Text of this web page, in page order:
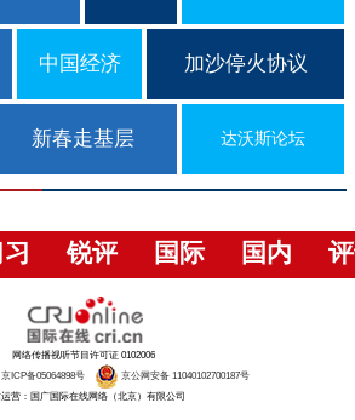
中国经济 加沙停火协议
新春走基层 达沃斯论坛
锐评 国际 国内
网络传播视听节目许可证 0102006
京ICP备05064898号
京公网安备 11040102700187号
运营：国广国际在线网络（北京）有限公司